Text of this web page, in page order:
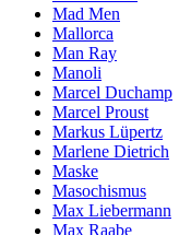
Mad Men
Mallorca
Man Ray
Manoli
Marcel Duchamp
Marcel Proust
Markus Lüpertz
Marlene Dietrich
Maske
Masochismus
Max Liebermann
Max Raabe